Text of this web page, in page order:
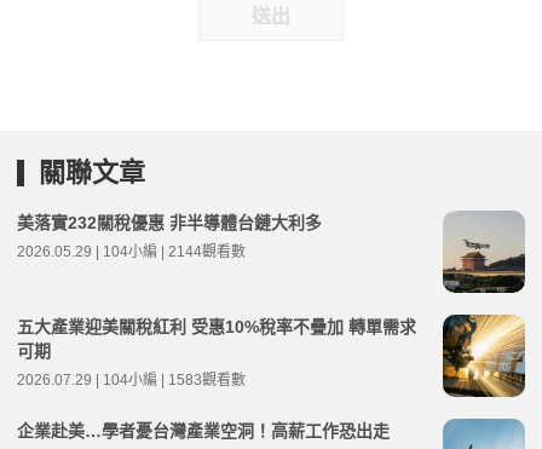
送出
關聯文章
美落實232關稅優惠 非半導體台鏈大利多
2026.05.29 | 104小編 | 2144觀看數
五大產業迎美關稅紅利 受惠10%稅率不疊加 轉單需求
可期
2026.07.29 | 104小編 | 1583觀看數
企業赴美…學者憂台灣產業空洞！高薪工作恐出走